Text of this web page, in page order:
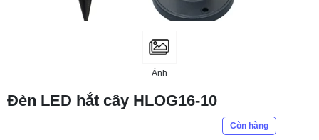
Ảnh
Đèn LED hắt cây HLOG16-10
Còn hàng